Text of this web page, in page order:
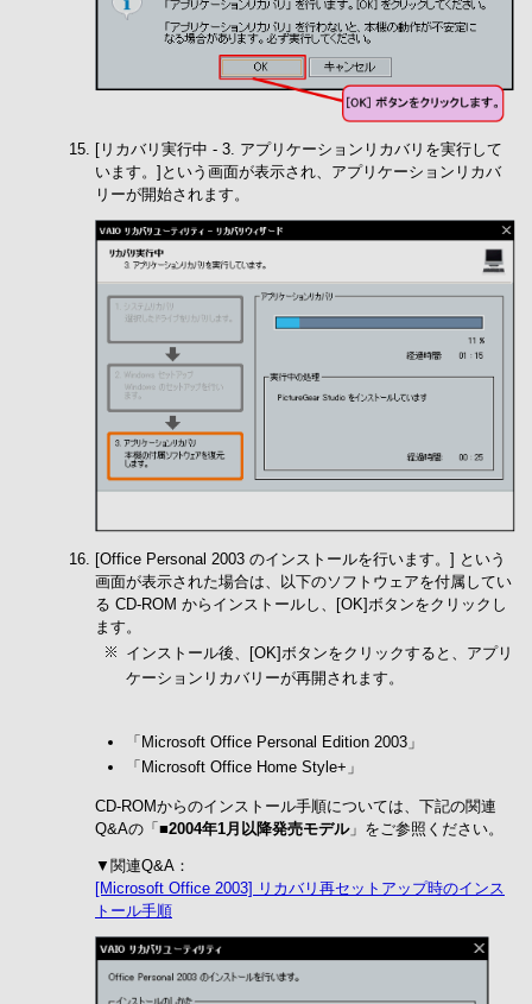
[リカバリ実行中 - 3. アプリケーションリカバリを実行して
います。]という画面が表示され、アプリケーションリカバ
リーが開始されます。
[Office Personal 2003 のインストールを行います。] という
画面が表示された場合は、以下のソフトウェアを付属してい
る CD-ROM からインストールし、[OK]ボタンをクリックし
ます。
インストール後、[OK]ボタンをクリックすると、アプリ
ケーションリカバリーが再開されます。
「Microsoft Office Personal Edition 2003」
「Microsoft Office Home Style+」
CD-ROMからのインストール手順については、下記の関連
Q&Aの「■2004年1月以降発売モデル」をご参照ください。
▼関連Q&A：
[Microsoft Office 2003] リカバリ再セットアップ時のインス
トール手順